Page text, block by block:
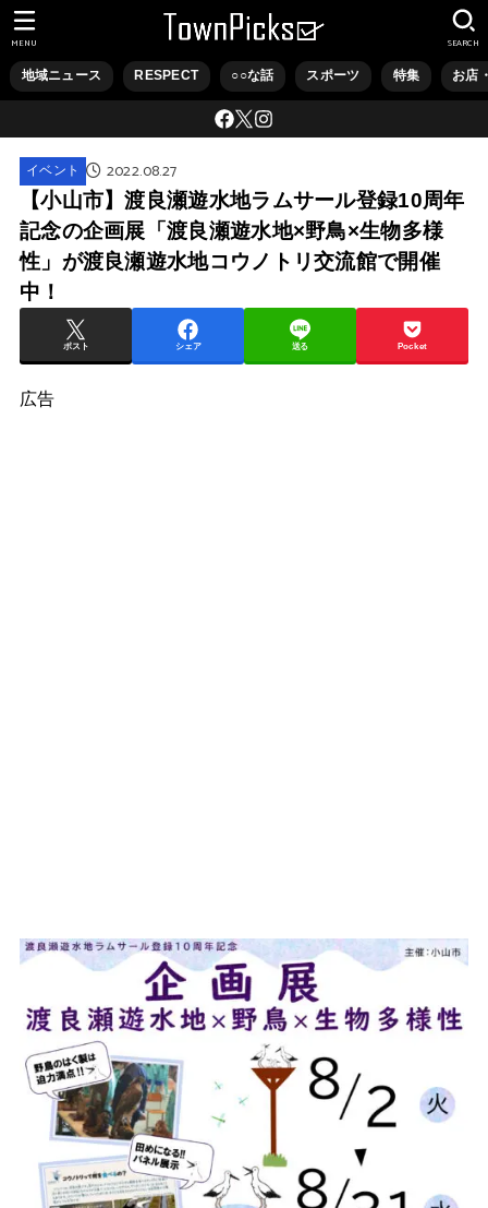
地域ニュース RESPECT ○○な話 スポーツ 特集 お店
SEARCH
MENU
イベント 2022.08.27
【小山市】渡良瀬遊水地ラムサール登録10周年
記念の企画展「渡良瀬遊水地×野鳥×生物多様
性」が渡良瀬遊水地コウノトリ交流館で開催
中！
ポスト シェア 送る Pocket
広告